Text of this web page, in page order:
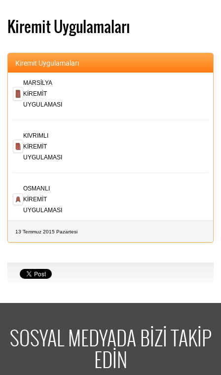
Kiremit Uygulamaları
Kiremit Uygulamaları
MARSİLYA
KİREMİT
UYGULAMASI
KIVRIMLI
KİREMİT
UYGULAMASI
OSMANLI
KİREMİT
UYGULAMASI
13 Temmuz 2015 Pazartesi
SOSYAL MEDYADA BİZİ TAKİP
EDİN